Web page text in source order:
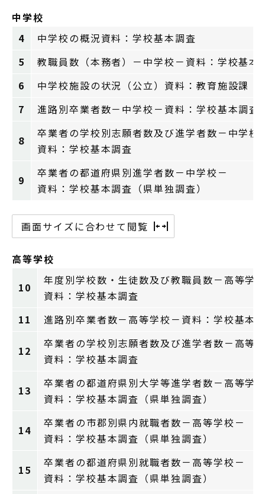
中学校
4
中学校の概況資料：学校基本調査
5
教職員数（本務者）－中学校－資料：学校基本
6
中学校施設の状況（公立）資料：教育施設課
7
進路別卒業者数－中学校－資料：学校基本調査
8
卒業者の学校別志願者数及び進学者数－中学校
資料：学校基本調査
9
卒業者の都道府県別進学者数－中学校－
資料：学校基本調査（県単独調査）
画面サイズに合わせて閲覧
高等学校
10
年度別学校数・生徒数及び教職員数－高等学
資料：学校基本調査
11
進路別卒業者数－高等学校－資料：学校基本
12
卒業者の学校別志願者数及び進学者数－高等
資料：学校基本調査
13
卒業者の都道府県別大学等進学者数－高等学
資料：学校基本調査（県単独調査）
14
卒業者の市郡別県内就職者数－高等学校－
資料：学校基本調査（県単独調査）
15
卒業者の都道府県別就職者数－高等学校－
資料：学校基本調査（県単独調査）